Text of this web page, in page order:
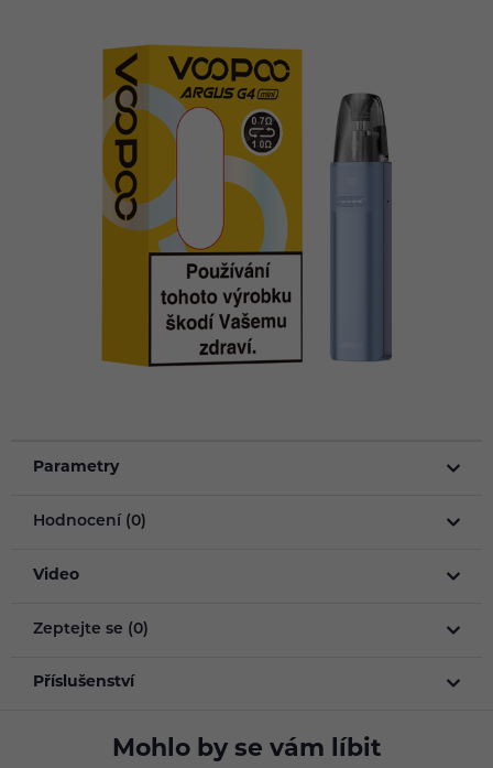
Parametry
Hodnocení (0)
Video
Zeptejte se (0)
Příslušenství
Mohlo by se vám líbit